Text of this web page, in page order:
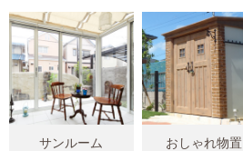
サンルーム おしゃれ物置